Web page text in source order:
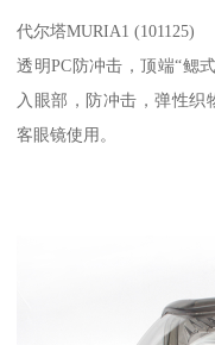
代尔塔MURIA1 (101125)
透明PC防冲击，顶端“鳃
入眼部，防冲击，弹性织
客眼镜使用。